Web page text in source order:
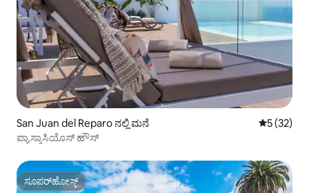
San Juan del Reparo ನಲ್ಲಿ ಮನೆ 5 ರಲ್ಲಿ 5
5 (32)
ಪ್ಯಾಸ್ಕಾಸಿಯೊಸ್ ಹೌಸ್
ಸೂಪರ್‌ಹೋಸ್ಟ್
ಸೂಪರ್‌ಹೋಸ್ಟ್